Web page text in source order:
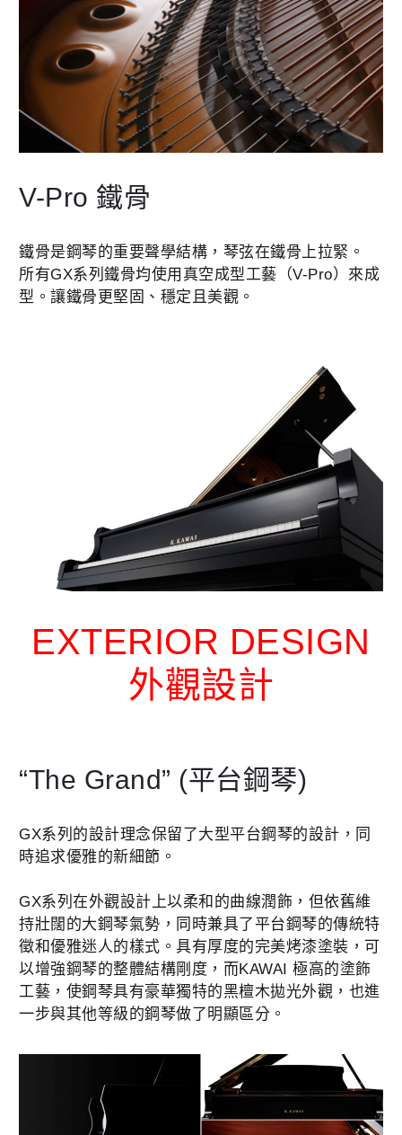
V-Pro 鐵骨
鐵骨是鋼琴的重要聲學結構，琴弦在鐵骨上拉緊。
所有GX系列鐵骨均使用真空成型工藝（V-Pro）來成
型。讓鐵骨更堅固、穩定且美觀。
EXTERIOR DESIGN
外觀設計
“The Grand” (平台鋼琴)
GX系列的設計理念保留了大型平台鋼琴的設計，同
時追求優雅的新細節。
GX系列在外觀設計上以柔和的曲線潤飾，但依舊維
持壯闊的大鋼琴氣勢，同時兼具了平台鋼琴的傳統特
徵和優雅迷人的樣式。具有厚度的完美烤漆塗裝，可
以增強鋼琴的整體結構剛度，而KAWAI 極高的塗飾
工藝，使鋼琴具有豪華獨特的黑檀木拋光外觀，也進
一步與其他等級的鋼琴做了明顯區分。